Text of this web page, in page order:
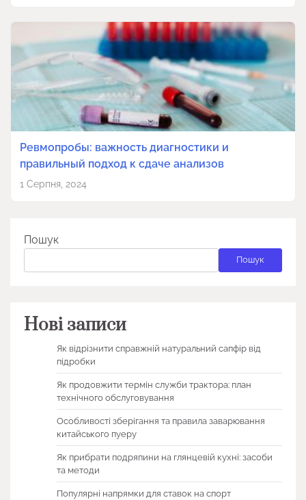
Ревмопробы: важность диагностики и
правильный подход к сдаче анализов
1 Серпня, 2024
Пошук
Пошук
Нові записи
Як відрізнити справжній натуральний сапфір від
підробки
Як продовжити термін служби трактора: план
технічного обслуговування
Особливості зберігання та правила заварювання
китайського пуеру
Як прибрати подряпини на глянцевій кухні: засоби
та методи
Популярні напрямки для ставок на спорт